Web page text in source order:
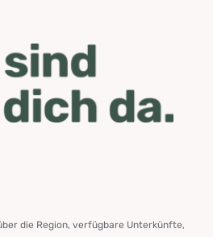
die Region, verfügbare Unterkünfte,